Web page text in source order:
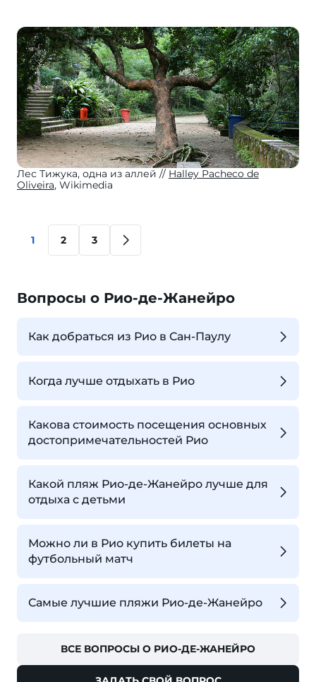
Лес Тижука, одна из аллей
Halley Pacheco de
Oliveira, Wikimedia
1 2 3
Вопросы о Рио-де-Жанейро
Как добраться из Рио в Сан-Паулу
Когда лучше отдыхать в Рио
Какова стоимость посещения основных
достопримечательностей Рио
Какой пляж Рио-де-Жанейро лучше для
отдыха с детьми
Можно ли в Рио купить билеты на
футбольный матч
Самые лучшие пляжи Рио-де-Жанейро
ВСЕ ВОПРОСЫ О РИО-ДЕ-ЖАНЕЙРО